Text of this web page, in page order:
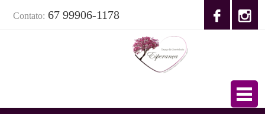
Contato: 67 99906-1178